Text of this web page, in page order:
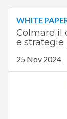
WHITE
Colmare il
e
25 Nov 2024